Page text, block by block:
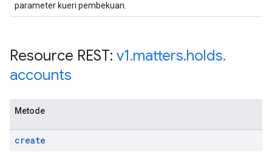
parameter kueri pembekuan.
Resource REST: v1.matters.holds.
accounts
Metode
create